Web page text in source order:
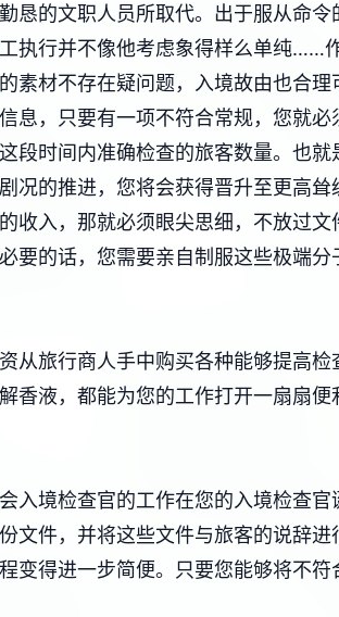
恳的文职人员所取代。出于服从命
执行并不像他考虑象得样么单纯……
素材不存在疑问题，入境故由也合
息，只要有一项不符合常规，您就
段时间内准确检查的旅客数量。也
况的推进，您将会获得晋升至更高
收入，那就必须眼尖思细，不放过
要的话，您需要亲自制服这些极端分
从旅行商人手中购买各种能够提高
香液，都能为您的工作打开一扇扇便
入境检查官的工作在您的入境检查
文件，并将这些文件与旅客的说辞
变得进一步简便。只要您能够将不